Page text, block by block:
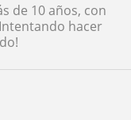
de 10 años, con
hacer